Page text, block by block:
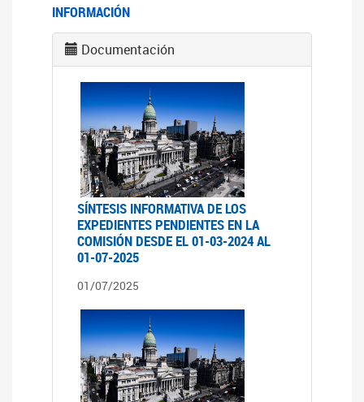
INFORMACIÓN
Documentación
SÍNTESIS INFORMATIVA DE LOS
EXPEDIENTES PENDIENTES EN LA
COMISIÓN DESDE EL 01-03-2024 AL
01-07-2025
01/07/2025